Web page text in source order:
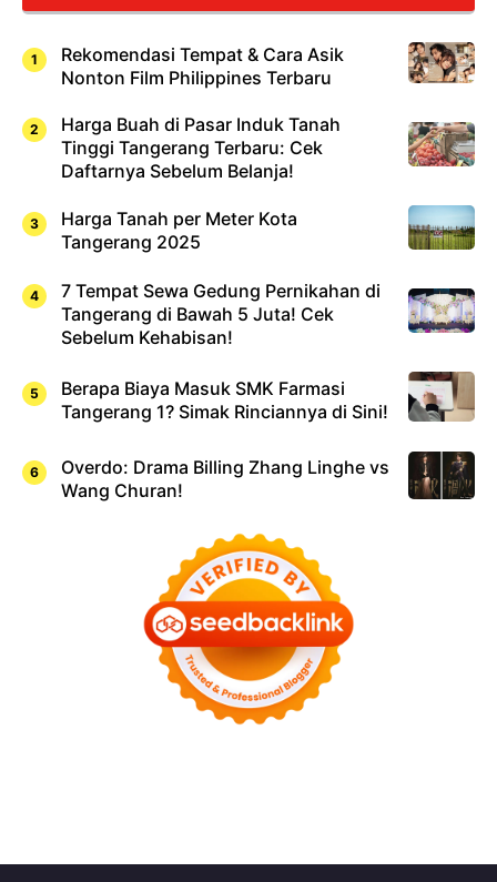
Rekomendasi Tempat & Cara Asik
Nonton Film Philippines Terbaru
Harga Buah di Pasar Induk Tanah
Tinggi Tangerang Terbaru: Cek
Daftarnya Sebelum Belanja!
Harga Tanah per Meter Kota
Tangerang 2025
7 Tempat Sewa Gedung Pernikahan di
Tangerang di Bawah 5 Juta! Cek
Sebelum Kehabisan!
Berapa Biaya Masuk SMK Farmasi
Tangerang 1? Simak Rinciannya di Sini!
Overdo: Drama Billing Zhang Linghe vs
Wang Churan!